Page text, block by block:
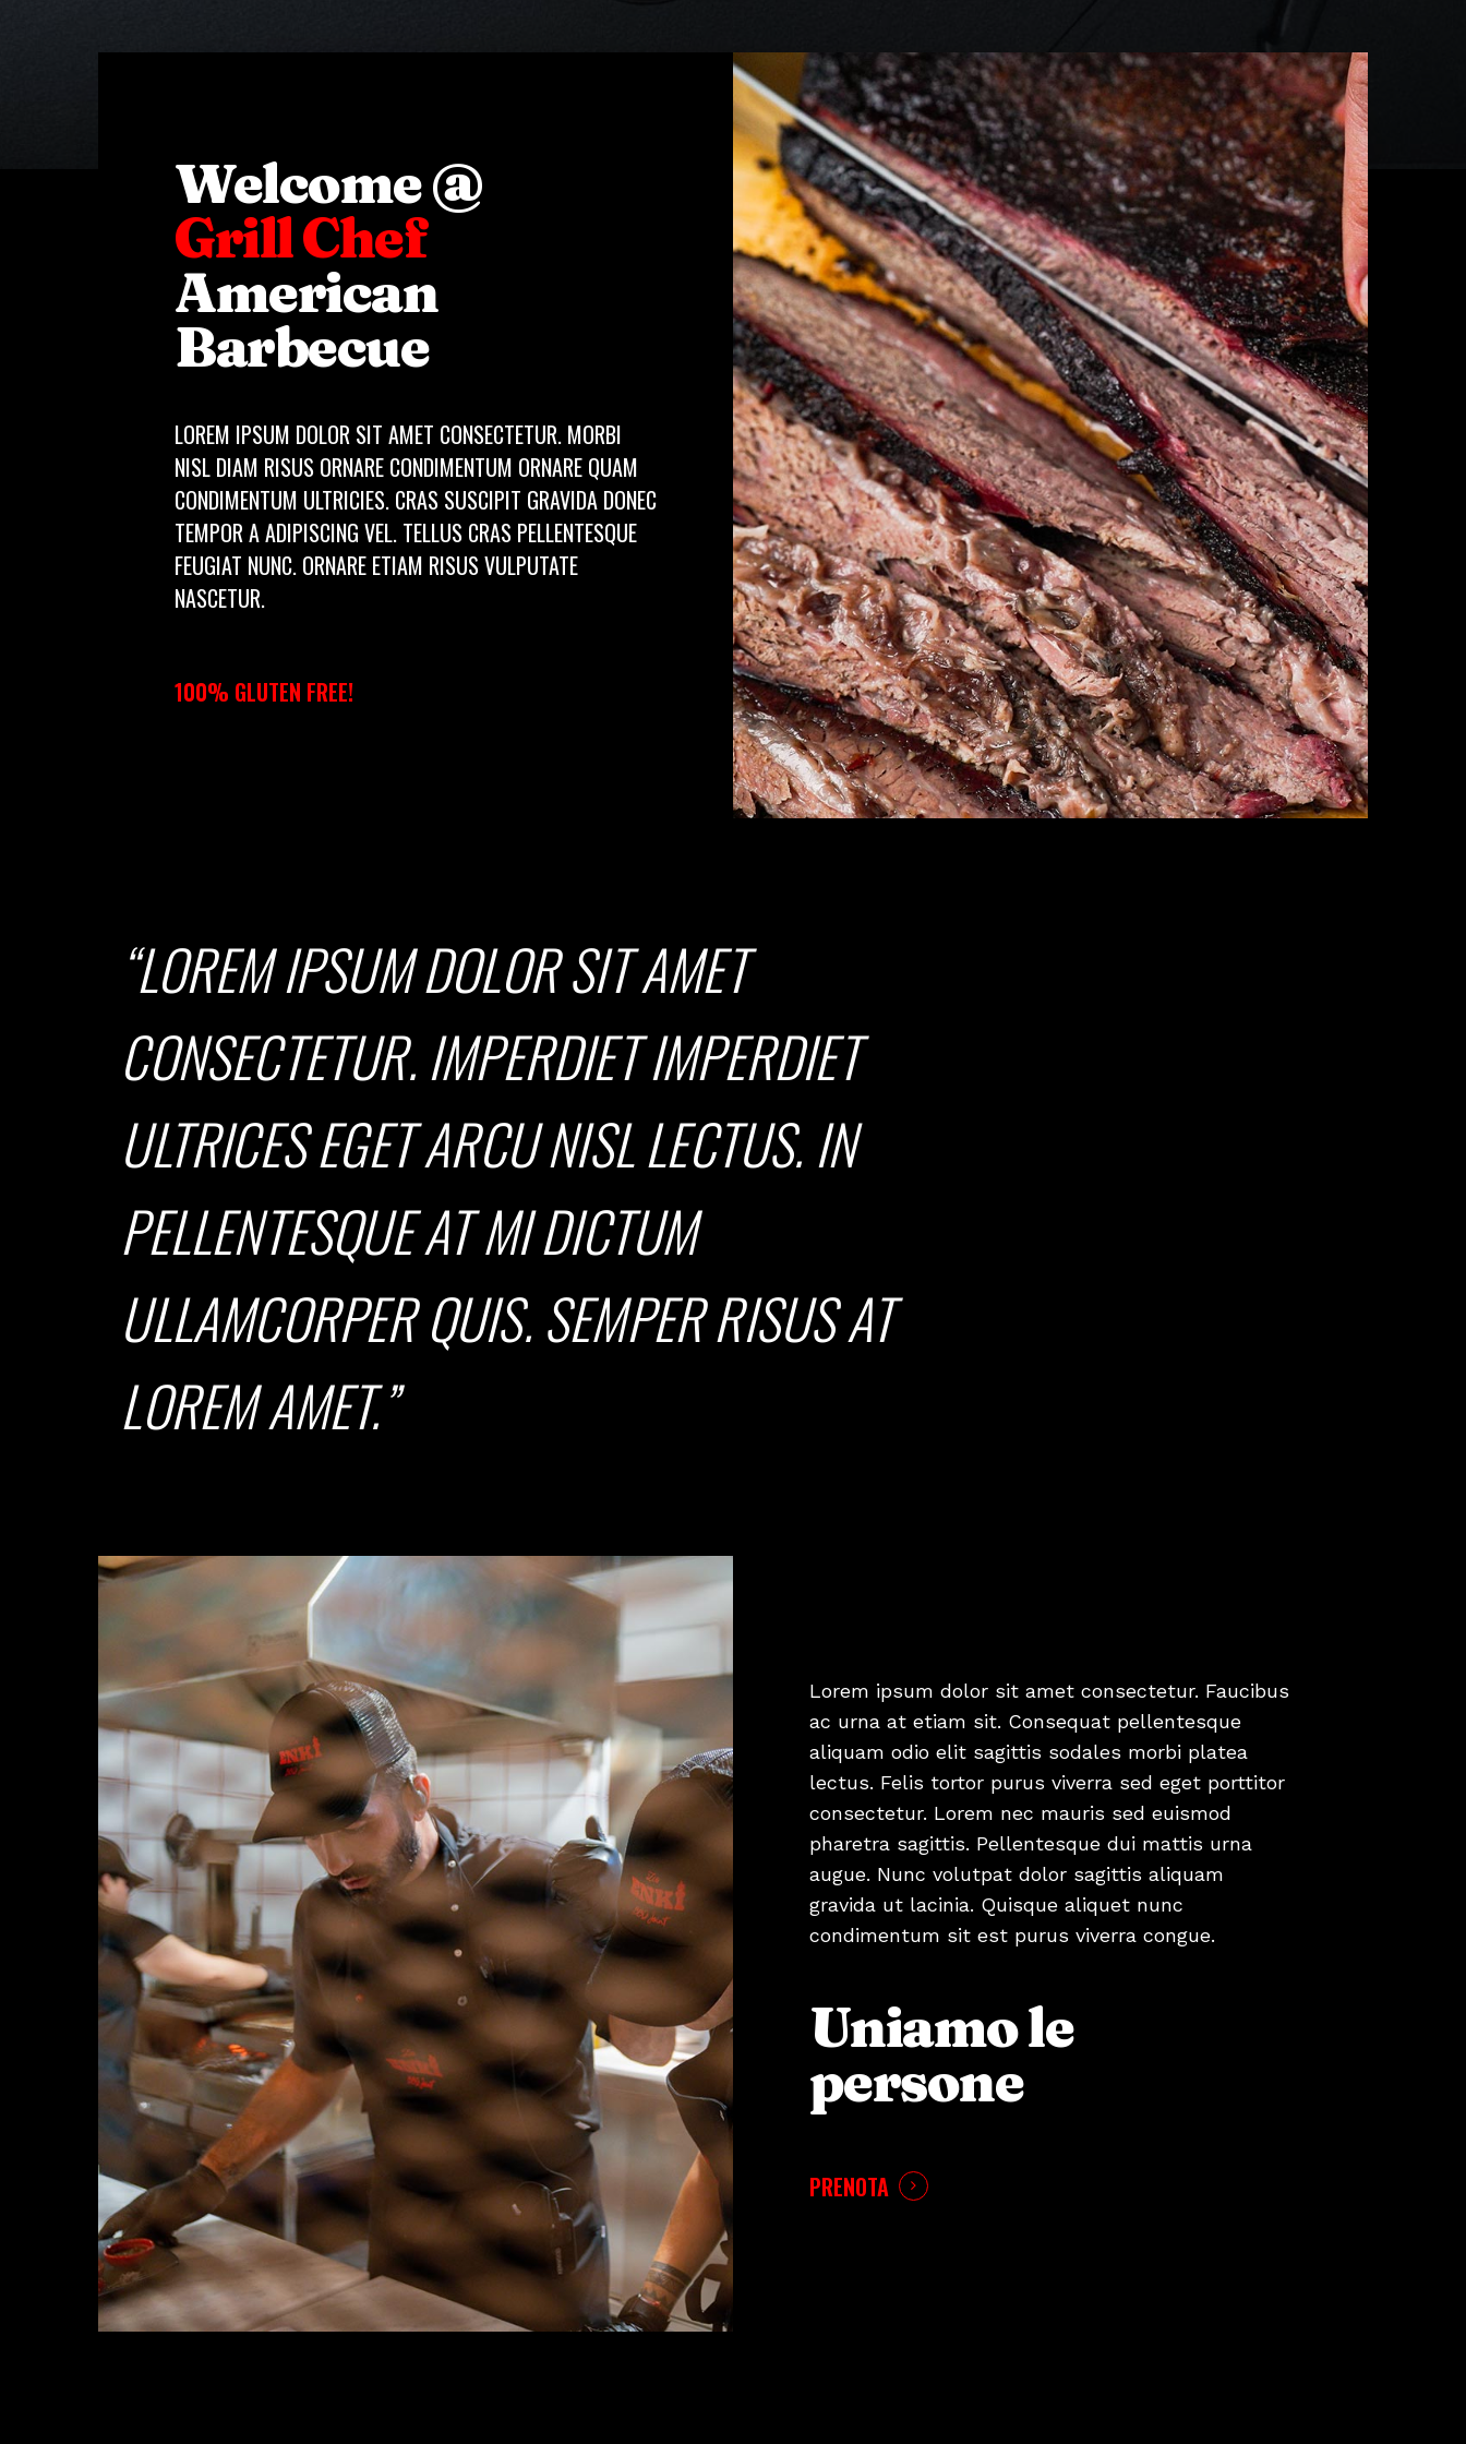
Welcome @
Grill Chef
American
Barbecue
LOREM IPSUM DOLOR SIT AMET CONSECTETUR. MORBI
NISL DIAM RISUS ORNARE CONDIMENTUM ORNARE QUAM
CONDIMENTUM ULTRICIES. CRAS SUSCIPIT GRAVIDA DONEC
TEMPOR A ADIPISCING VEL. TELLUS CRAS PELLENTESQUE
FEUGIAT NUNC. ORNARE ETIAM RISUS VULPUTATE
NASCETUR.
100% GLUTEN FREE!
“LOREM IPSUM DOLOR SIT AMET
CONSECTETUR. IMPERDIET IMPERDIET
ULTRICES EGET ARCU NISL LECTUS. IN
PELLENTESQUE AT MI DICTUM
ULLAMCORPER QUIS. SEMPER RISUS AT
LOREM AMET.”
Lorem ipsum dolor sit amet consectetur. Faucibus
ac urna at etiam sit. Consequat pellentesque
aliquam odio elit sagittis sodales morbi platea
lectus. Felis tortor purus viverra sed eget porttitor
consectetur. Lorem nec mauris sed euismod
pharetra sagittis. Pellentesque dui mattis urna
augue. Nunc volutpat dolor sagittis aliquam
gravida ut lacinia. Quisque aliquet nunc
condimentum sit est purus viverra congue.
Uniamo le
persone
PRENOTA